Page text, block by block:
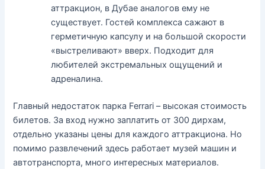
аттракцион, в Дубае аналогов ему не
существует. Гостей комплекса сажают в
герметичную капсулу и на большой скорости
«выстреливают» вверх. Подходит для
любителей экстремальных ощущений и
адреналина.
Главный недостаток парка Ferrari – высокая стоимость
билетов. За вход нужно заплатить от 300 дирхам,
отдельно указаны цены для каждого аттракциона. Но
помимо развлечений здесь работает музей машин и
автотранспорта, много интересных материалов.